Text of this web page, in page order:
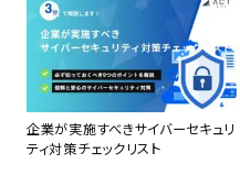
企業が実施すべきサイバーセキュリ
ティ対策チェックリスト